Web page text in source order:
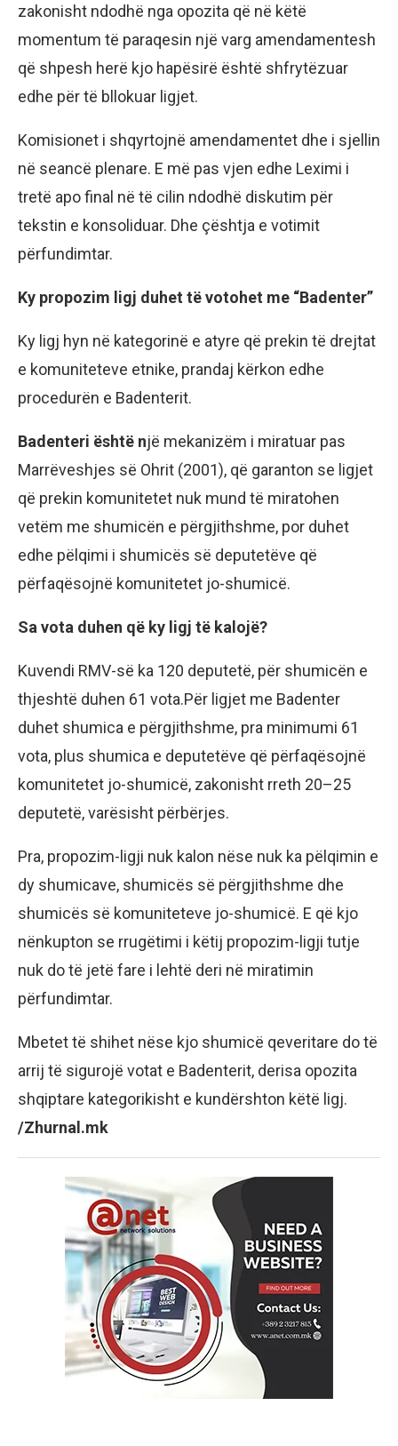
zakonisht ndodhë nga opozita që në këtë
momentum të paraqesin një varg amendamentesh
që shpesh herë kjo hapësirë është shfrytëzuar
edhe për të bllokuar ligjet.
Komisionet i shqyrtojnë amendamentet dhe i sjellin
në seancë plenare. E më pas vjen edhe Leximi i
tretë apo final në të cilin ndodhë diskutim për
tekstin e konsoliduar. Dhe çështja e votimit
përfundimtar.
Ky propozim ligj duhet të votohet me “Badenter”
Ky ligj hyn në kategorinë e atyre që prekin të drejtat
e komuniteteve etnike, prandaj kërkon edhe
procedurën e Badenterit.
Badenteri është një mekanizëm i miratuar pas
Marrëveshjes së Ohrit (2001), që garanton se ligjet
që prekin komunitetet nuk mund të miratohen
vetëm me shumicën e përgjithshme, por duhet
edhe pëlqimi i shumicës së deputetëve që
përfaqësojnë komunitetet jo-shumicë.
Sa vota duhen që ky ligj të kalojë?
Kuvendi RMV-së ka 120 deputetë, për shumicën e
thjeshtë duhen 61 vota.Për ligjet me Badenter
duhet shumica e përgjithshme, pra minimumi 61
vota, plus shumica e deputetëve që përfaqësojnë
komunitetet jo-shumicë, zakonisht rreth 20–25
deputetë, varësisht përbërjes.
Pra, propozim-ligji nuk kalon nëse nuk ka pëlqimin e
dy shumicave, shumicës së përgjithshme dhe
shumicës së komuniteteve jo-shumicë. E që kjo
nënkupton se rrugëtimi i këtij propozim-ligji tutje
nuk do të jetë fare i lehtë deri në miratimin
përfundimtar.
Mbetet të shihet nëse kjo shumicë qeveritare do të
arrij të sigurojë votat e Badenterit, derisa opozita
shqiptare kategorikisht e kundërshton këtë ligj.
/Zhurnal.mk